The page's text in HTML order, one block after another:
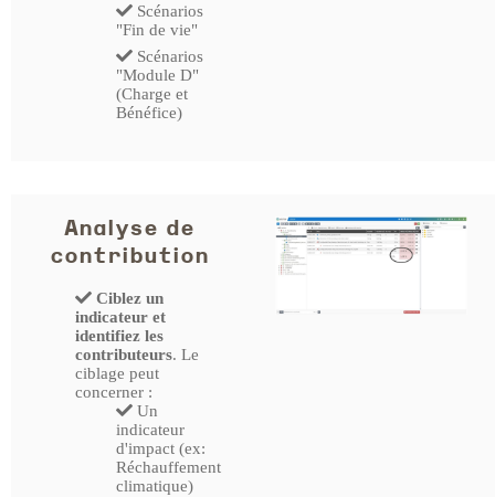
Scénarios
"Fin de vie"
Scénarios
"Module D"
(Charge et
Bénéfice)
Analyse de
contribution
Ciblez un
indicateur et
identifiez les
contributeurs. Le
ciblage peut
concerner :
Un
indicateur
d'impact (ex:
Réchauffement
climatique)